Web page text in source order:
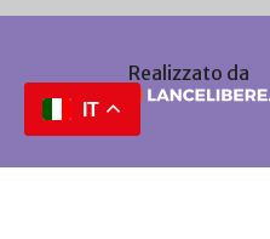
Realizzato da
IT